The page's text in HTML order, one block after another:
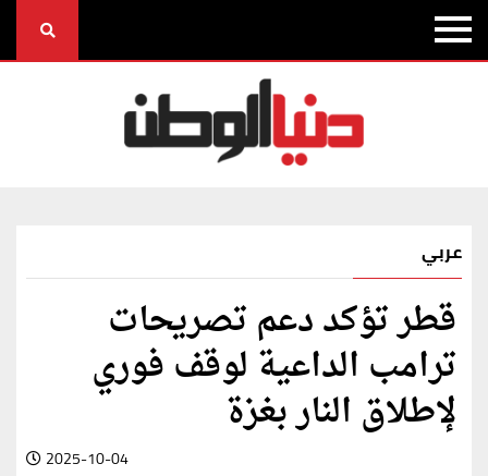
عربي
قطر تؤكد دعم تصريحات
ترامب الداعية لوقف فوري
لإطلاق النار بغزة
2025-10-04